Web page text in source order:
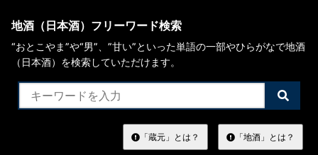
地酒（日本酒）フリーワード検索
“おとこやま”や“男”、”甘い”といった単語の一部やひらがなで地酒
（日本酒）を検索していただけます。
検
索
す
る
「蔵元」とは？ 「地酒」とは？